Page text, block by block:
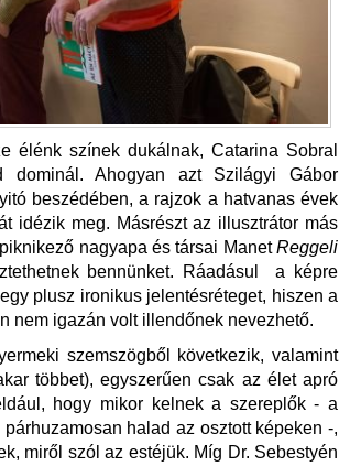
élénk színek dukálnak, Catarina Sobral
Ahogyan azt Szilágyi Gábor
beszédében, a rajzok a hatvanas évek
idézik meg. Másrészt az illusztrátor más
nagyapa és társai ManetReggeli
bennünket. Ráadásul a képre
plusz ironikus jelentésréteget, hiszen a
nem igazán volt illendőnek nevezhető.
szemszögből következik, valamint
többet), egyszerűen csak az élet apró
hogy mikor kelnek a szereplők - a
halad az osztott képeken -,
miről szól az estéjük. Míg Dr. Sebestyén